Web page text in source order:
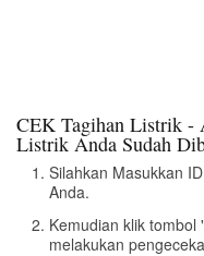
CEK Tagihan Listrik -
Listrik Anda Sudah
Silahkan Masukkan
Anda.
Kemudian klik tombol
melakukan